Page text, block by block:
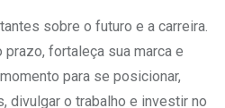
sobre o futuro e a carreira.
fortaleça sua marca e
para se posicionar,
divulgar o trabalho e investir no